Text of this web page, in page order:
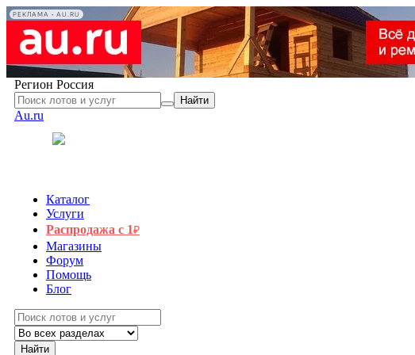
РЕКЛАМА • AU.RU
Регион Россия
Найти
Au.ru
Каталог
Услуги
Распродажа с 1₽
Магазины
Форум
Помощь
Блог
Найти